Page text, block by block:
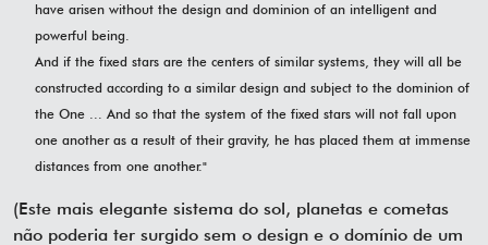
have arisen without the design and dominion of an intelligent and
powerful being.
And if the fixed stars are the centers of similar systems, they will all be
constructed according to a similar design and subject to the dominion of
the One ... And so that the system of the fixed stars will not fall upon
one another as a result of their gravity, he has placed them at immense
distances from one another."
(Este mais elegante sistema do sol, planetas e cometas
não poderia ter surgido sem o design e o domínio de um